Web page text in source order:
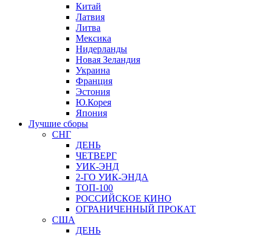
Китай
Латвия
Литва
Мексика
Нидерланды
Новая Зеландия
Украина
Франция
Эстония
Ю.Корея
Япония
Лучшие сборы
СНГ
ДЕНЬ
ЧЕТВЕРГ
УИК-ЭНД
2-ГО УИК-ЭНДА
ТОП-100
РОССИЙСКОЕ КИНО
ОГРАНИЧЕННЫЙ ПРОКАТ
США
ДЕНЬ